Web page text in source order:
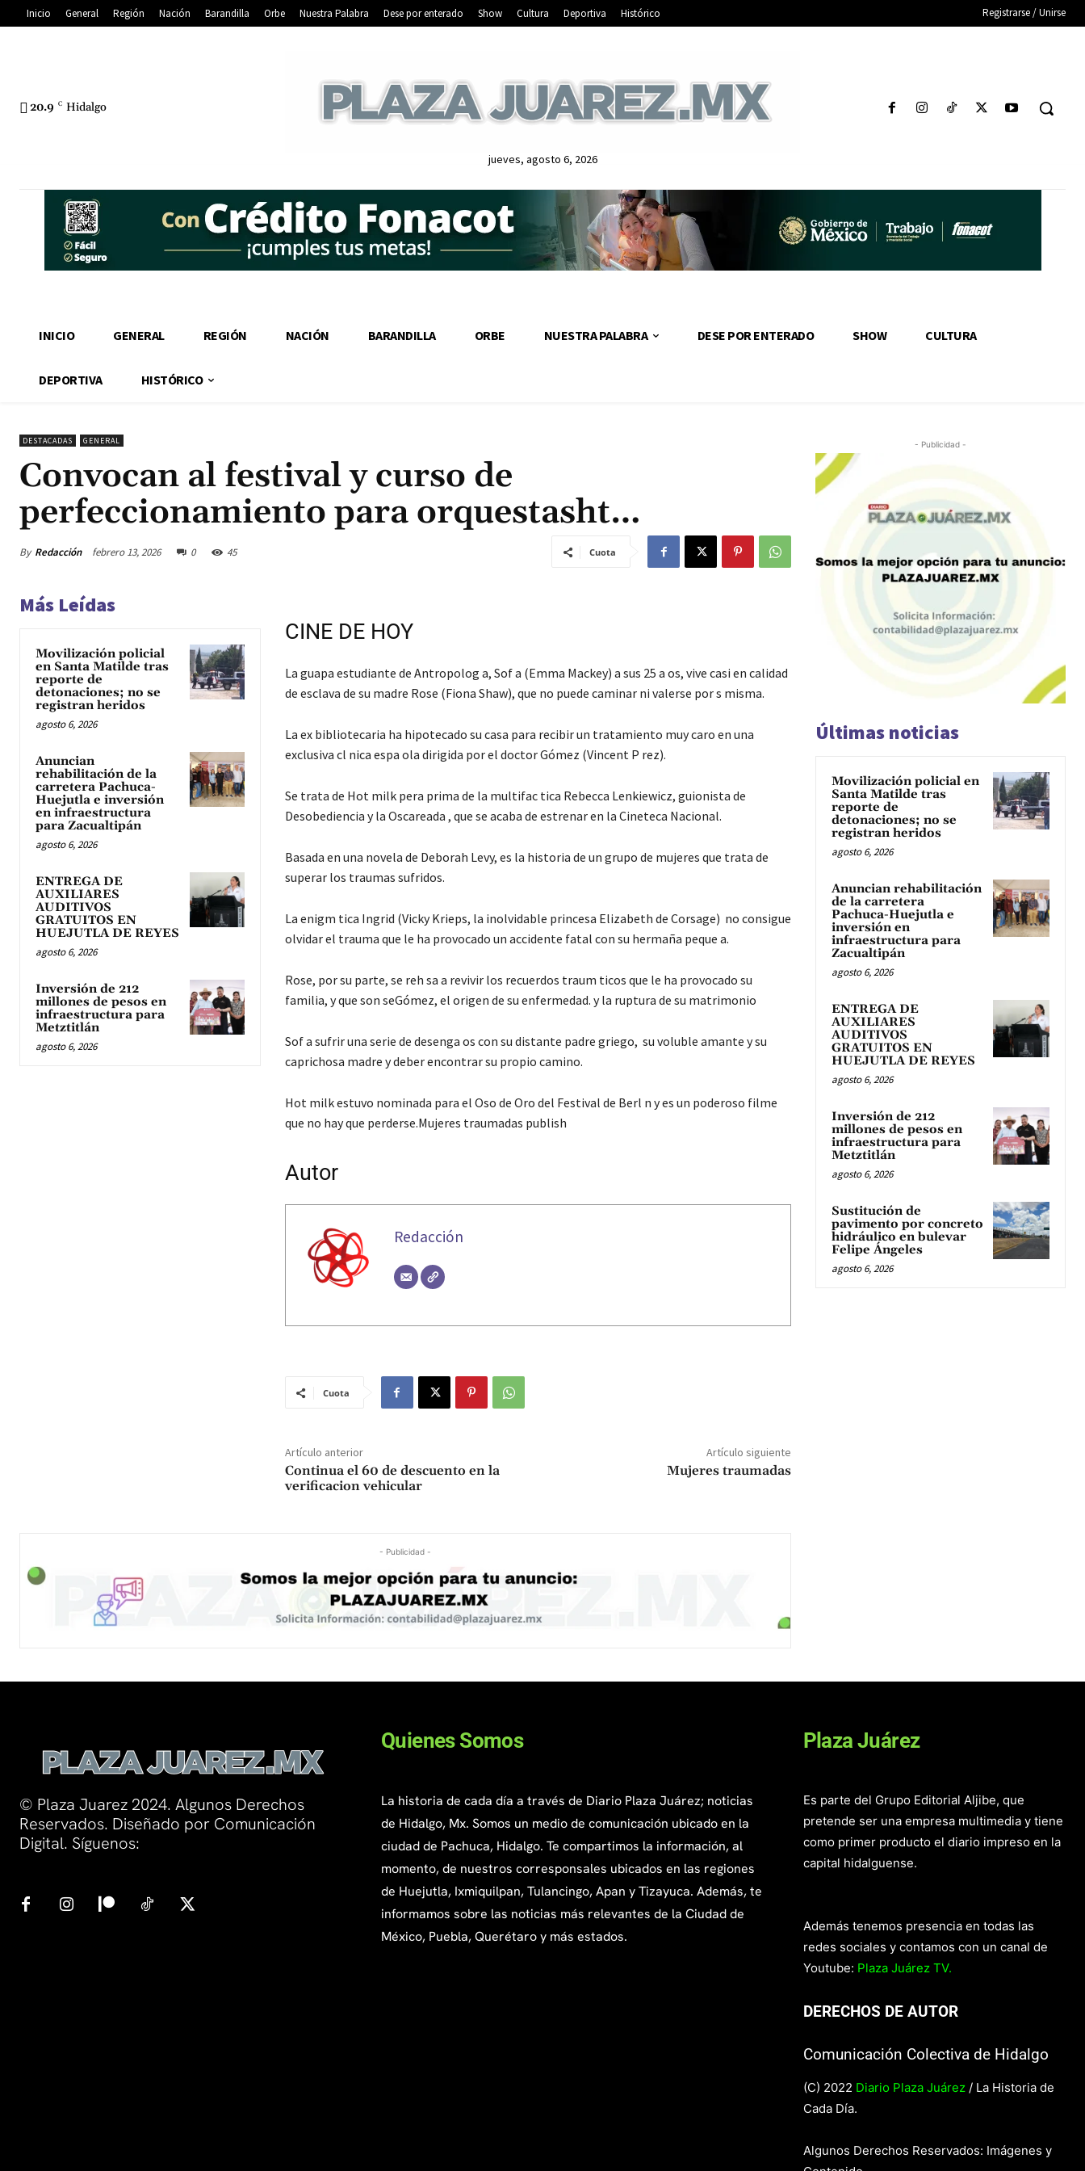
Inicio General Región Nación Barandilla Orbe Nuestra Palabra Dese por enterado Show Cultura Deportiva Histórico Registrarse / Unirse
20.9 C Hidalgo
jueves, agosto 6, 2026
INICIO GENERAL REGIÓN NACIÓN BARANDILLA ORBE NUESTRA PALABRA DESE POR ENTERADO SHOW CULTURA
DEPORTIVA HISTÓRICO
DESTACADAS GENERAL
Convocan al festival y curso de
perfeccionamiento para orquestasht…
By Redacción febrero 13, 2026 0 45 Cuota
Más Leídas
Movilización policial
en Santa Matilde tras
reporte de
detonaciones; no se
registran heridos
agosto 6, 2026
Anuncian
rehabilitación de la
carretera Pachuca-
Huejutla e inversión
en infraestructura
para Zacualtipán
agosto 6, 2026
ENTREGA DE
AUXILIARES
AUDITIVOS
GRATUITOS EN
HUEJUTLA DE REYES
agosto 6, 2026
Inversión de 212
millones de pesos en
infraestructura para
Metztitlán
agosto 6, 2026
CINE DE HOY
La guapa estudiante de Antropolog a, Sof a (Emma Mackey) a sus 25 a os, vive casi en calidad
de esclava de su madre Rose (Fiona Shaw), que no puede caminar ni valerse por s misma.
La ex bibliotecaria ha hipotecado su casa para recibir un tratamiento muy caro en una
exclusiva cl nica espa ola dirigida por el doctor Gómez (Vincent P rez).
Se trata de Hot milk pera prima de la multifac tica Rebecca Lenkiewicz, guionista de
Desobediencia y la Oscareada , que se acaba de estrenar en la Cineteca Nacional.
Basada en una novela de Deborah Levy, es la historia de un grupo de mujeres que trata de
superar los traumas sufridos.
La enigm tica Ingrid (Vicky Krieps, la inolvidable princesa Elizabeth de Corsage) no consigue
olvidar el trauma que le ha provocado un accidente fatal con su hermaña peque a.
Rose, por su parte, se reh sa a revivir los recuerdos traum ticos que le ha provocado su
familia, y que son seGómez, el origen de su enfermedad. y la ruptura de su matrimonio
Sof a sufrir una serie de desenga os con su distante padre griego, su voluble amante y su
caprichosa madre y deber encontrar su propio camino.
Hot milk estuvo nominada para el Oso de Oro del Festival de Berl n y es un poderoso filme
que no hay que perderse.Mujeres traumadas publish
Autor
Redacción
Cuota
Artículo anterior
Continua el 60 de descuento en la
verificacion vehicular
Artículo siguiente
Mujeres traumadas
- Publicidad -
- Publicidad -
Últimas noticias
Movilización policial en
Santa Matilde tras
reporte de
detonaciones; no se
registran heridos
agosto 6, 2026
Anuncian rehabilitación
de la carretera
Pachuca-Huejutla e
inversión en
infraestructura para
Zacualtipán
agosto 6, 2026
ENTREGA DE
AUXILIARES
AUDITIVOS
GRATUITOS EN
HUEJUTLA DE REYES
agosto 6, 2026
Inversión de 212
millones de pesos en
infraestructura para
Metztitlán
agosto 6, 2026
Sustitución de
pavimento por concreto
hidráulico en bulevar
Felipe Ángeles
agosto 6, 2026
© Plaza Juarez 2024. Algunos Derechos
Reservados. Diseñado por Comunicación
Digital. Síguenos:
Quienes Somos
La historia de cada día a través de Diario Plaza Juárez; noticias
de Hidalgo, Mx. Somos un medio de comunicación ubicado en la
ciudad de Pachuca, Hidalgo. Te compartimos la información, al
momento, de nuestros corresponsales ubicados en las regiones
de Huejutla, Ixmiquilpan, Tulancingo, Apan y Tizayuca. Además, te
informamos sobre las noticias más relevantes de la Ciudad de
México, Puebla, Querétaro y más estados.
Plaza Juárez
Es parte del Grupo Editorial Aljibe, que
pretende ser una empresa multimedia y tiene
como primer producto el diario impreso en la
capital hidalguense.
Además tenemos presencia en todas las
redes sociales y contamos con un canal de
Youtube: Plaza Juárez TV.
DERECHOS DE AUTOR
Comunicación Colectiva de Hidalgo
(C) 2022 Diario Plaza Juárez / La Historia de
Cada Día.
Algunos Derechos Reservados: Imágenes y